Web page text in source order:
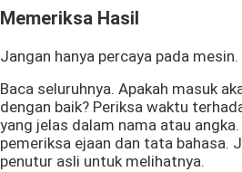
Memeriksa Hasil
Jangan hanya percaya pada
Baca seluruhnya. Apakah masuk
dengan baik? Periksa waktu
yang jelas dalam nama atau
pemeriksa ejaan dan tata bahasa.
penutur asli untuk melihatnya.